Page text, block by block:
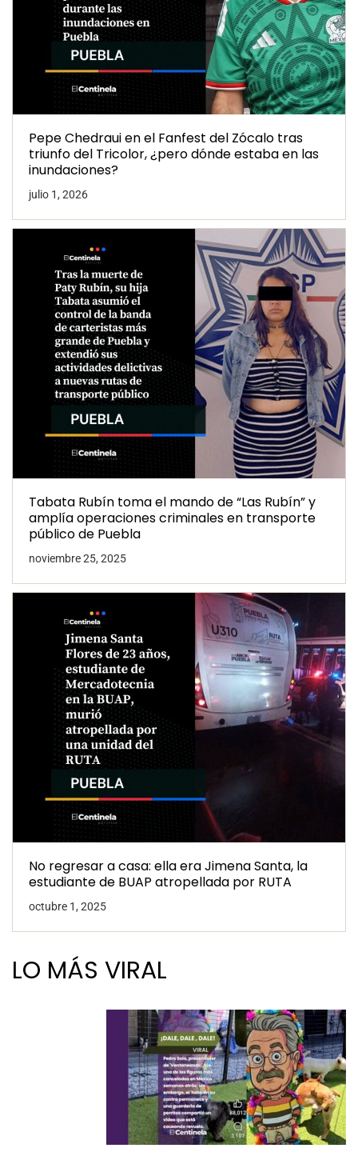
Pepe Chedraui en el Fanfest del Zócalo tras
triunfo del Tricolor, ¿pero dónde estaba en las
inundaciones?
julio 1, 2026
Tabata Rubín toma el mando de “Las Rubín” y
amplía operaciones criminales en transporte
público de Puebla
noviembre 25, 2025
No regresar a casa: ella era Jimena Santa, la
estudiante de BUAP atropellada por RUTA
octubre 1, 2025
LO MÁS VIRAL